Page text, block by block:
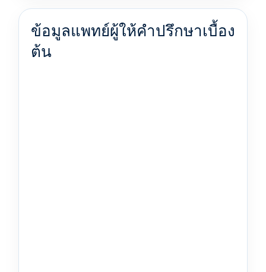
ข้อมูลแพทย์ผู้ให้คำปรึกษาเบื้อง
ต้น